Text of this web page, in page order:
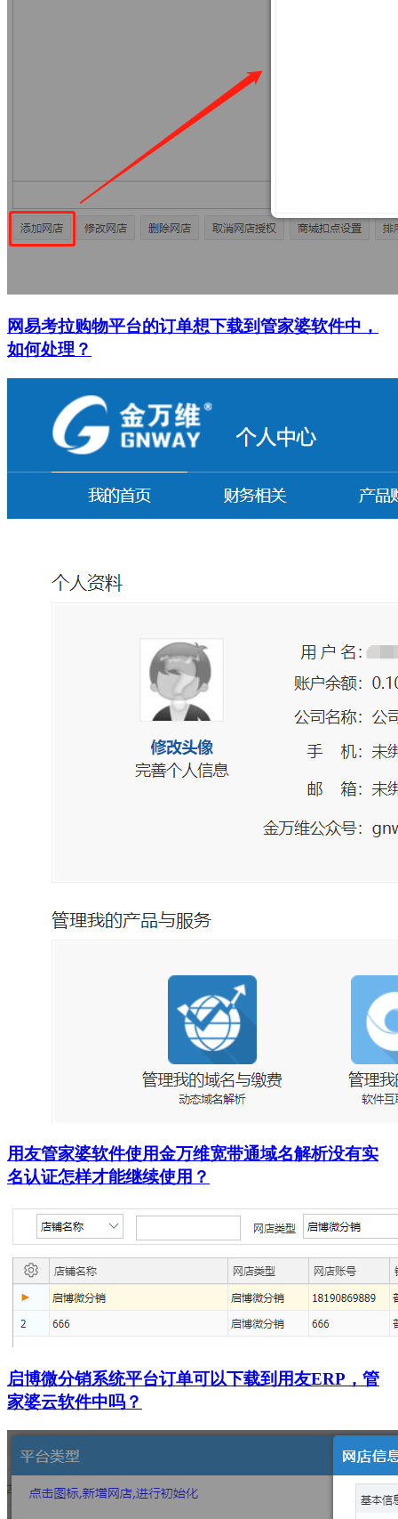
网易考拉购物平台的订单想下载到管家婆软件中，
如何处理？
用友管家婆软件使用金万维宽带通域名解析没有实
名认证怎样才能继续使用？
启博微分销系统平台订单可以下载到用友ERP，管
家婆云软件中吗？